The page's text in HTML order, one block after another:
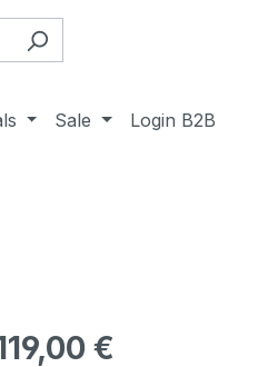
Sale Login B2B
Preis:
€